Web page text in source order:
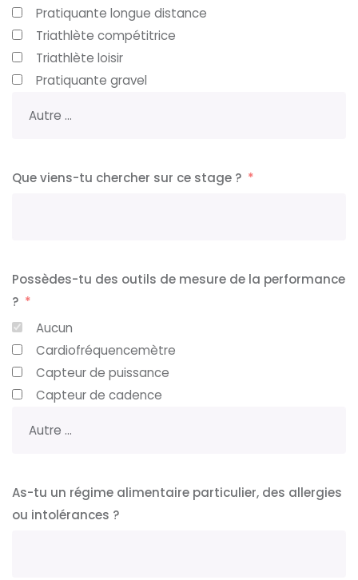
Pratiquante longue distance
Triathlète compétitrice
Triathlète loisir
Pratiquante gravel
Que viens-tu chercher sur ce stage ?
Possèdes-tu des outils de mesure de la performance
?
Aucun
Cardiofréquencemètre
Capteur de puissance
Capteur de cadence
As-tu un régime alimentaire particulier, des allergies
ou intolérances ?